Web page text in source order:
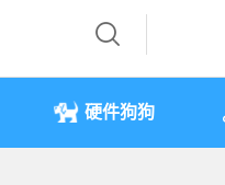
硬件狗狗